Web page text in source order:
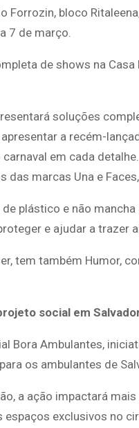
Forrozin, bloco
7 de março.
de shows na Casa
soluções
a recém-
em cada
marcas Una e
plástico e não
e ajudar a trazer
tem também Humor,
social em
Bora Ambulantes,
os ambulantes de
a ação impactará
espaços exclusivos no